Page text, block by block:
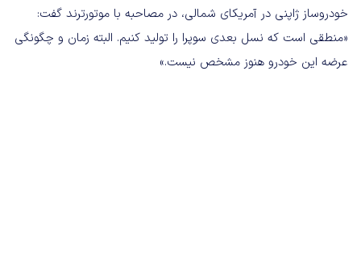
خودروساز ژاپنی در آمریکای شمالی، در مصاحبه با موتورترند گفت:
«منطقی است که نسل بعدی سوپرا را تولید کنیم. البته زمان و چگونگی
عرضه این خودرو هنوز مشخص نیست.»